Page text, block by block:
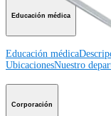
Educación médica
Educación médica
UbicacionesNuestro
Corporación